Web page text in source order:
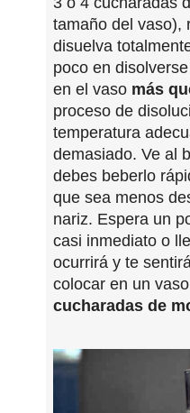
tamaño del vaso),
disuelva
poco en
en el vaso más
proceso de
temperatura
demasiado. Ve al
debes beberlo
que sea menos
nariz. Espera un
casi inmediato o
ocurrirá y te
colocar en un
cucharadas de